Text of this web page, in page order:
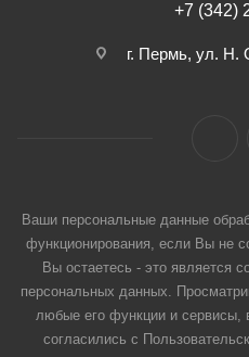
+7 (342)
г. Пермь, ул. Н.
Ваши персональные данные
функционирования, если Вы не
Вы остаетесь - это является
персональных данных.
любые его функции и сервисы,
согласились с